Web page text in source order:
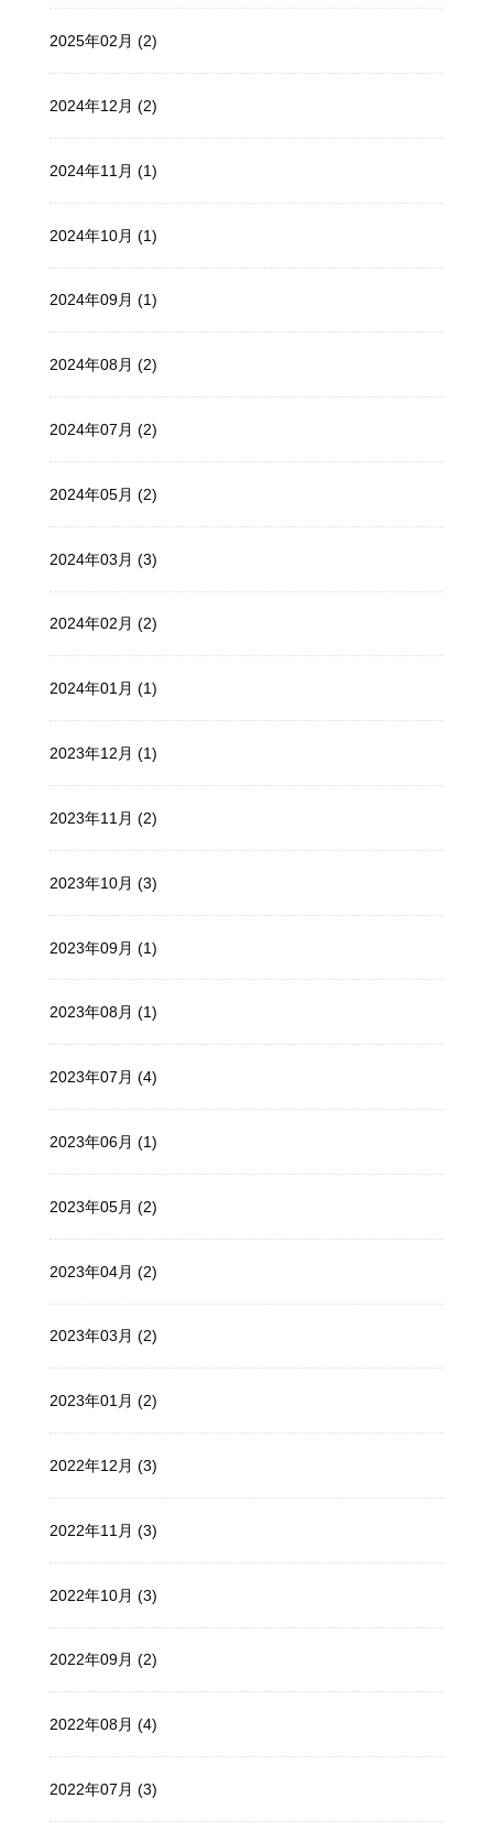
2025年02月 (2)
2024年12月 (2)
2024年11月 (1)
2024年10月 (1)
2024年09月 (1)
2024年08月 (2)
2024年07月 (2)
2024年05月 (2)
2024年03月 (3)
2024年02月 (2)
2024年01月 (1)
2023年12月 (1)
2023年11月 (2)
2023年10月 (3)
2023年09月 (1)
2023年08月 (1)
2023年07月 (4)
2023年06月 (1)
2023年05月 (2)
2023年04月 (2)
2023年03月 (2)
2023年01月 (2)
2022年12月 (3)
2022年11月 (3)
2022年10月 (3)
2022年09月 (2)
2022年08月 (4)
2022年07月 (3)